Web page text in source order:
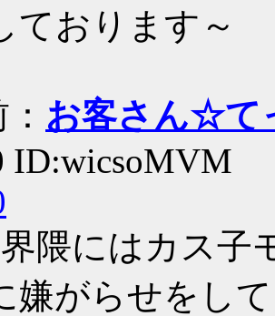
ております～
お客さん☆て
ID:wicsoMVM
隈にはカス子
嫌がらせをし